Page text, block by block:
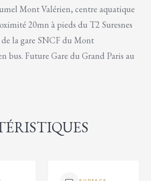
Mont Valérien, centre aquatique
20mn à pieds du T2 Suresnes
la gare SNCF du Mont
bus. Future Gare du Grand Paris au